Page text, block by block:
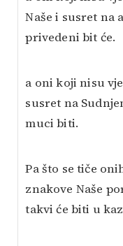
Naše i susret na
privedeni bit će.
a oni koji nisu
susret na
muci biti.
Pa što se tiče
znakove Naše
takvi će biti u